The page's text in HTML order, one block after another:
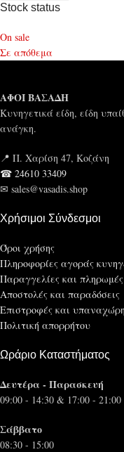
Stock status
On sale
Σε απόθεμα
ΑΦΟΙ ΒΑΣΑΔΗ
Κυνηγετικά είδη, είδη
ανάγκη.
📍 Π. Χαρίση 47, Κοζάνη
☎ 24610 33409
✉ sales@vasadis.shop
Χρήσιμοι Σύνδεσμοι
Όροι χρήσης
Πληροφορίες αγοράς
Παραγγελίες και πληρωμές
Αποστολές και παραδόσεις
Επιστροφές και
Πολιτική απορρήτου
Ωράριο Καταστήματος
Δευτέρα - Παρασκευή
09:00 - 14:30 & 17:00 - 21:00
Σάββατο
08:30 - 15:00